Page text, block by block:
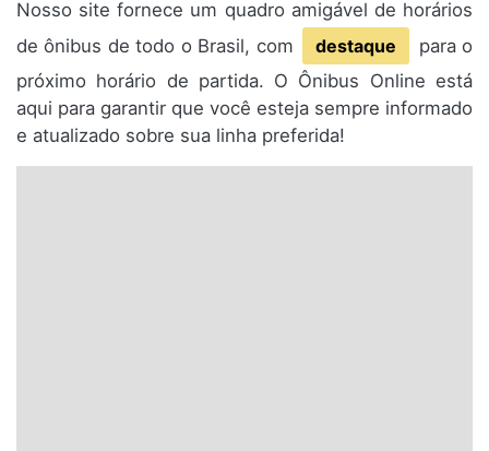
Nosso site fornece um quadro amigável de horários
de ônibus de todo o Brasil, com
destaque
para o
próximo horário de partida. O Ônibus Online está
aqui para garantir que você esteja sempre informado
e atualizado sobre sua linha preferida!